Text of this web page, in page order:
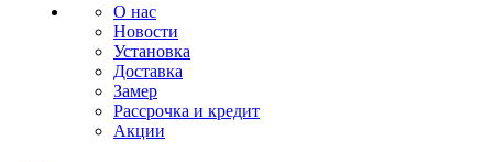
О нас
Новости
Установка
Доставка
Замер
Рассрочка и кредит
Акции